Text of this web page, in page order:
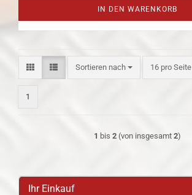
IN DEN WARENKORB
Sortieren nach
Sortieren nach 16 pro Seite
pro Seite
1
1 bis 2 (von insgesamt 2)
Ihr Einkauf